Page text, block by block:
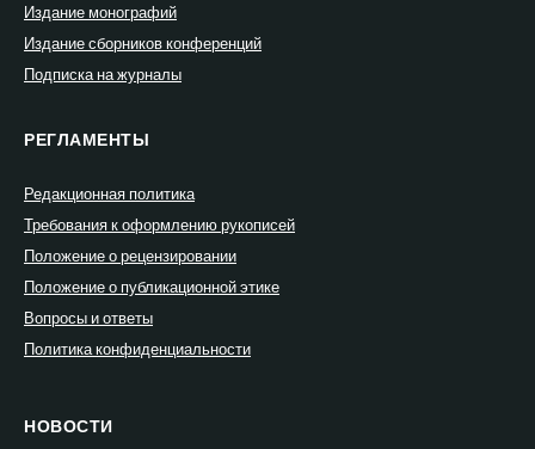
Издание монографий
Издание сборников конференций
Подписка на журналы
РЕГЛАМЕНТЫ
Редакционная политика
Требования к оформлению рукописей
Положение о рецензировании
Положение о публикационной этике
Вопросы и ответы
Политика конфиденциальности
НОВОСТИ